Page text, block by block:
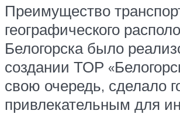
Преимущество
географического
Белогорска было
создании ТОР
свою очередь, сделало
привлекательным для